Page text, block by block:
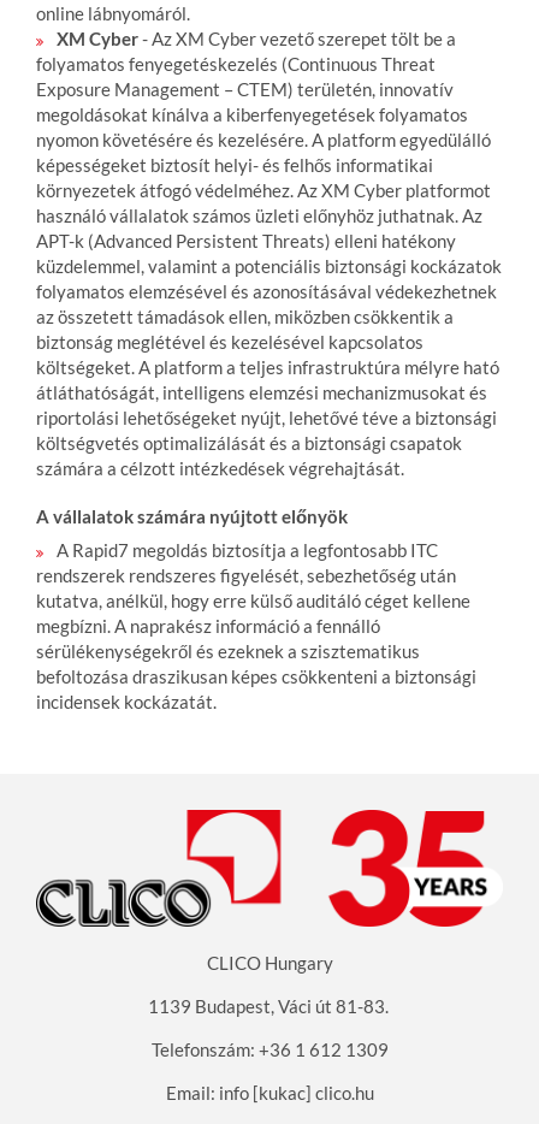
online lábnyomáról.
XM Cyber- Az XM Cyber vezető szerepet tölt be a
folyamatos fenyegetéskezelés (Continuous Threat
Exposure Management – CTEM) területén, innovatív
megoldásokat kínálva a kiberfenyegetések folyamatos
nyomon követésére és kezelésére. A platform egyedülálló
képességeket biztosít helyi- és felhős informatikai
környezetek átfogó védelméhez. Az XM Cyber platformot
használó vállalatok számos üzleti előnyhöz juthatnak. Az
APT-k (Advanced Persistent Threats) elleni hatékony
küzdelemmel, valamint a potenciális biztonsági kockázatok
folyamatos elemzésével és azonosításával védekezhetnek
az összetett támadások ellen, miközben csökkentik a
biztonság meglétével és kezelésével kapcsolatos
költségeket. A platform a teljes infrastruktúra mélyre ható
átláthatóságát, intelligens elemzési mechanizmusokat és
riportolási lehetőségeket nyújt, lehetővé téve a biztonsági
költségvetés optimalizálását és a biztonsági csapatok
számára a célzott intézkedések végrehajtását.
A vállalatok számára nyújtott előnyök
A Rapid7 megoldás biztosítja a legfontosabb ITC
rendszerek rendszeres figyelését, sebezhetőség után
kutatva, anélkül, hogy erre külső auditáló céget kellene
megbízni. A naprakész információ a fennálló
sérülékenységekről és ezeknek a szisztematikus
befoltozása draszikusan képes csökkenteni a biztonsági
incidensek kockázatát.
CLICO Hungary
1139 Budapest, Váci út 81-83.
Telefonszám: +36 1 612 1309
Email: info [kukac] clico.hu